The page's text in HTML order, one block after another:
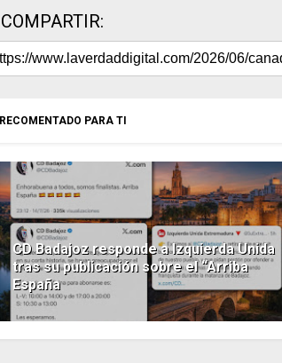
COMPARTIR:
RECOMENTADO PARA TI
CD Badajoz responde a Izquierda Unida
tras su publicación sobre el “Arriba
España